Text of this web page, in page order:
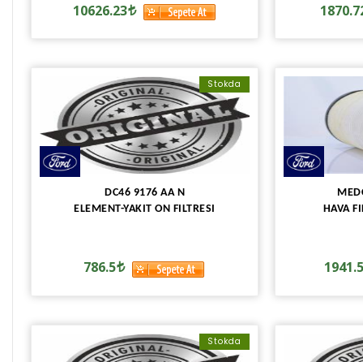
10626.23
Stokda
DC46 9176 AA N
ELEMENT-YAKIT ON FILTRESI
786.5
HAVA
1941.5
Stokda